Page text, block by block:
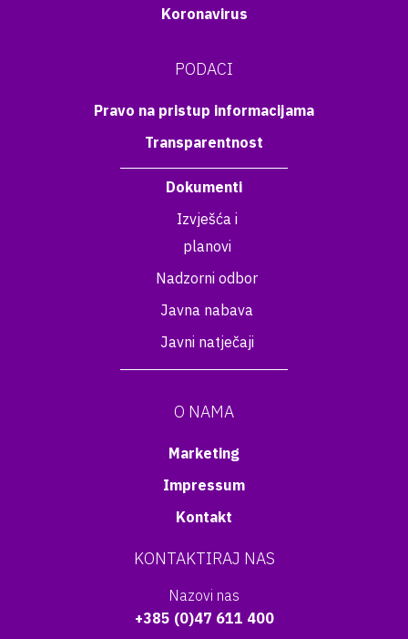
Koronavirus
PODACI
Pravo na pristup informacijama
Transparentnost
Dokumenti
Izvješća i
planovi
Nadzorni odbor
Javna nabava
Javni natječaji
O NAMA
Marketing
Impressum
Kontakt
KONTAKTIRAJ NAS
Nazovi nas
+385 (0)47 611 400